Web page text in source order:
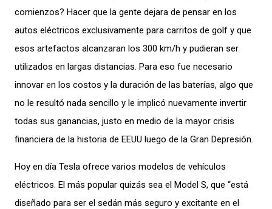
comienzos? Hacer que la gente dejara de pensar en los
autos eléctricos exclusivamente para carritos de golf y que
esos artefactos alcanzaran los 300 km/h y pudieran ser
utilizados en largas distancias. Para eso fue necesario
innovar en los costos y la duración de las baterías, algo que
no le resultó nada sencillo y le implicó nuevamente invertir
todas sus ganancias, justo en medio de la mayor crisis
financiera de la historia de EEUU luego de la Gran Depresión.
Hoy en día Tesla ofrece varios modelos de vehículos
eléctricos. El más popular quizás sea el Model S, que “está
diseñado para ser el sedán más seguro y excitante en el